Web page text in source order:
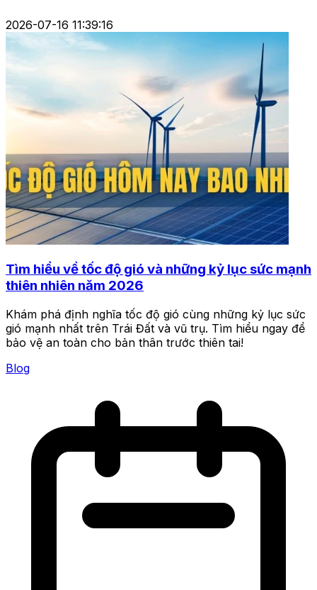
2026-07-16 11:39:16
Tìm hiểu về tốc độ gió và những kỷ lục sức mạnh
thiên nhiên năm 2026
Khám phá định nghĩa tốc độ gió cùng những kỷ lục sức
gió mạnh nhất trên Trái Đất và vũ trụ. Tìm hiểu ngay để
bảo vệ an toàn cho bản thân trước thiên tai!
Blog